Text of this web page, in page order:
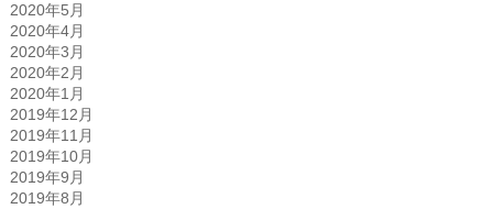
2020年5月
2020年4月
2020年3月
2020年2月
2020年1月
2019年12月
2019年11月
2019年10月
2019年9月
2019年8月